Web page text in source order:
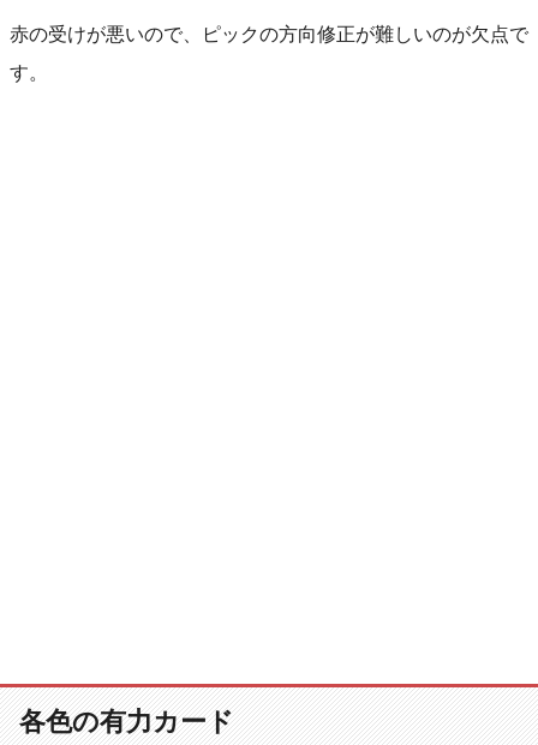
赤の受けが悪いので、ピックの方向修正が難しいのが欠点で
す。
各色の有力カード